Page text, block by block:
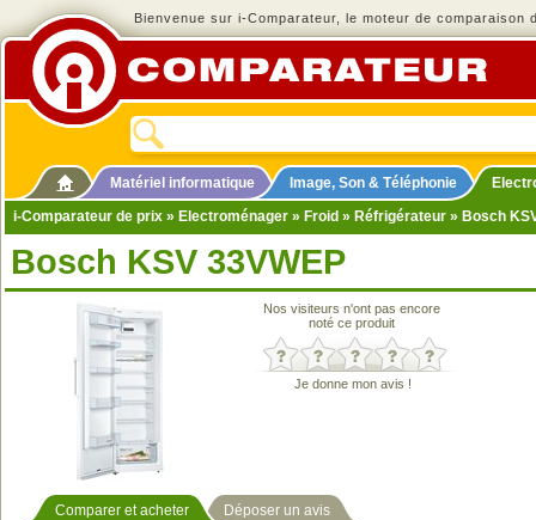
Bienvenue sur i-Comparateur, le moteur de comparaison
Matériel informatique Image, Son & Téléphonie
i-Comparateur de prix » Electroménager » Froid » Réfrigérateur » Bosch
Bosch KSV 33VWEP
Nos visiteurs n'ont pas encore
noté ce produit
Je donne mon avis !
Comparer et acheter Déposer un avis